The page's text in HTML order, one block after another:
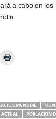
a cabo en
MUNDIAL
ACTUAL
POBLACION